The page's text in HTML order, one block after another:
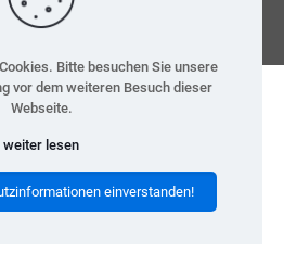
Bitte besuchen Sie unsere
vor dem weiteren Besuch dieser
Webseite.
weiter lesen
einverstanden!